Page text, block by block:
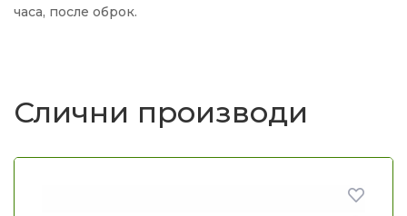
часа, после оброк.
Слични производи